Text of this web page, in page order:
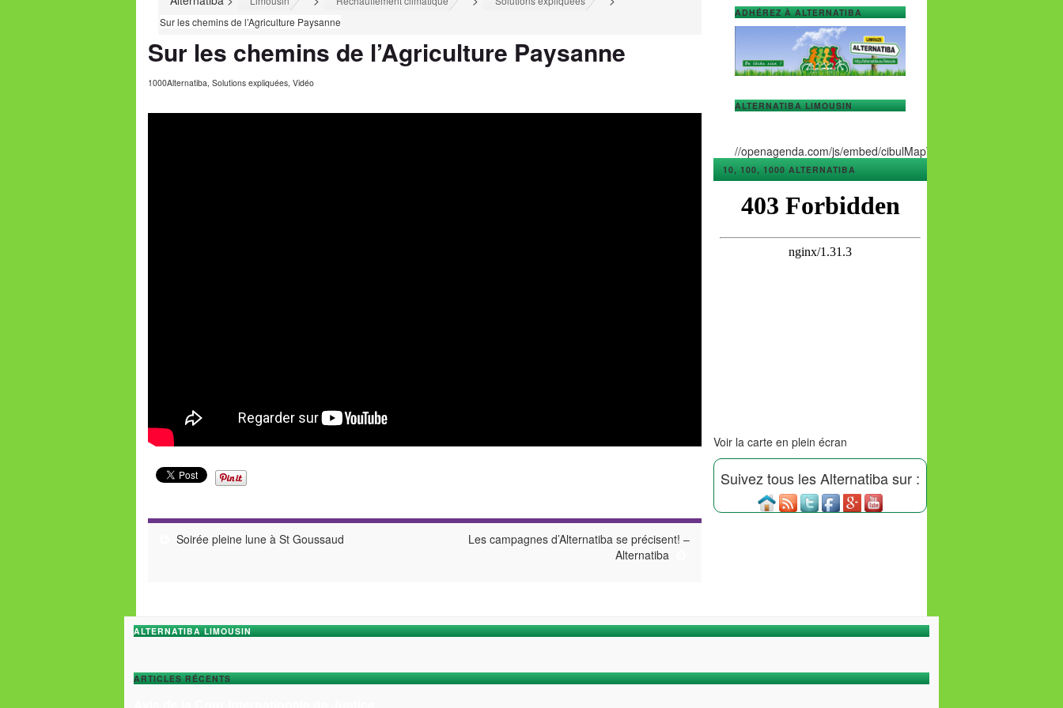
Sur les chemins de l’Agriculture Paysanne
Sur les chemins de l’Agriculture Paysanne
1000Alternatiba, Solutions expliquées, Vidéo
Soirée pleine lune à St Goussaud
Les campagnes d’Alternatiba se précisent! –
Alternatiba
ADHÉREZ À ALTERNATIBA
ALTERNATIBA LIMOUSIN
//openagenda.com/js/embed/cibulMapWidget.js
10, 100, 1000 ALTERNATIBA
Voir la carte en plein écran
Suivez tous les Alternatiba sur :
ALTERNATIBA LIMOUSIN
ARTICLES RÉCENTS